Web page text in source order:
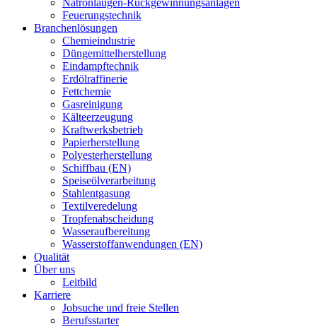
Natronlaugen-Rückgewinnungsanlagen
Feuerungstechnik
Branchenlösungen
Chemieindustrie
Düngemittelherstellung
Eindampftechnik
Erdölraffinerie
Fettchemie
Gasreinigung
Kälteerzeugung
Kraftwerksbetrieb
Papierherstellung
Polyesterherstellung
Schiffbau (EN)
Speiseölverarbeitung
Stahlentgasung
Textilveredelung
Tropfenabscheidung
Wasseraufbereitung
Wasserstoffanwendungen (EN)
Qualität
Über uns
Leitbild
Karriere
Jobsuche und freie Stellen
Berufsstarter